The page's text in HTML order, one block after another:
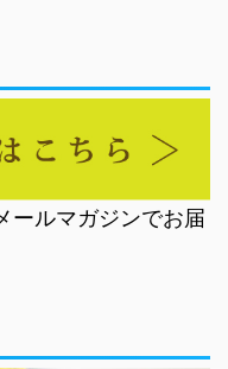
ールマガジンでお届